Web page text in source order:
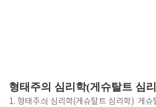
1. 형태주싀 심리학(게슈탈트 심리학) 게슈